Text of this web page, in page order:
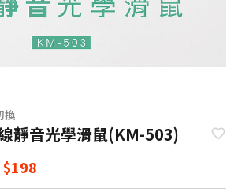
換
靜音光學滑鼠(KM-503)
$198